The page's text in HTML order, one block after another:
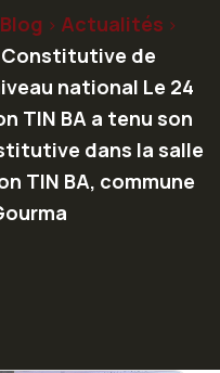
Blog > Actualités >
Constitutive de
national Le 24
TIN BA a tenu son
dans la salle
TIN BA, commune